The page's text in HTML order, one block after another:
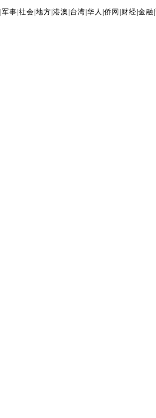
|军事 |社会 |地方 |港澳 台湾 |华人 |侨网 财经 |金融 |